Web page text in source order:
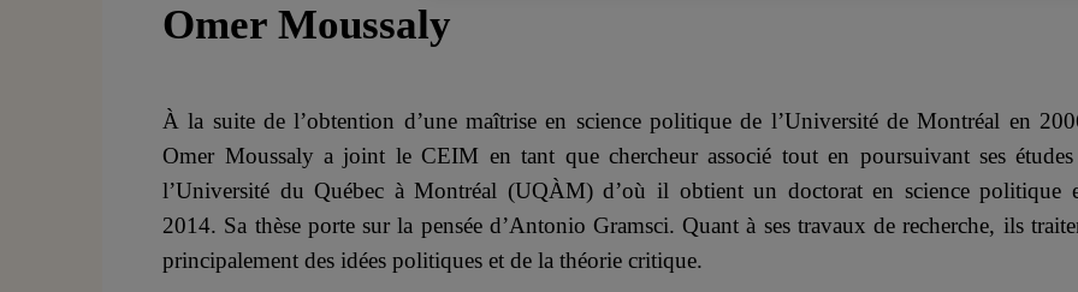
Omer Moussaly
À la suite de l’obtention d’une maîtrise en science politique de l’Université de Montréal en
Omer Moussaly a joint le CEIM en tant que chercheur associé tout en poursuivant ses
l’Université du Québec à Montréal (UQÀM) d’où il obtient un doctorat en science politique
2014. Sa thèse porte sur la pensée d’Antonio Gramsci. Quant à ses travaux de recherche, ils
principalement des idées politiques et de la théorie critique.